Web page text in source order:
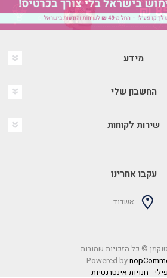
מידע
החשבון שלי
שירות לקוחות
עקבו אחרינו
אשדוד
© כל הזכויות שמורות.
Powered by
- חנויות אינטרנטיות